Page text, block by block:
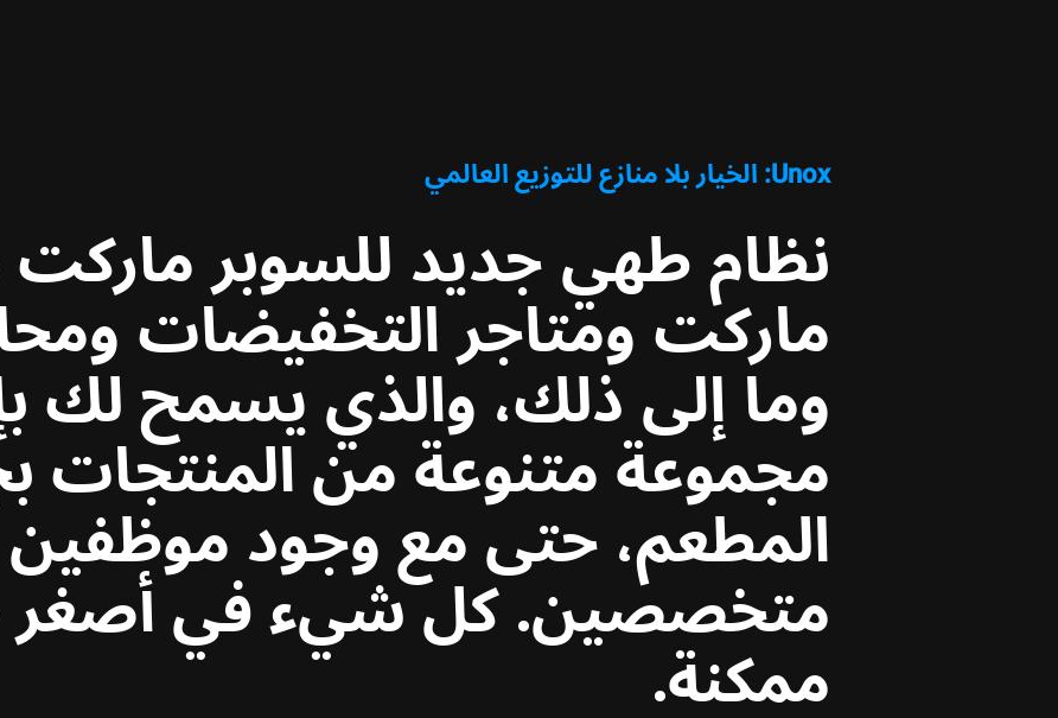
Unox: الخيار بلا منازع للتوزيع العالمي
نظام طهي جديد للسوبر ماركت
ماركت ومتاجر التخفيضات
وما إلى ذلك، والذي يسمح لك
مجموعة متنوعة من المنتجات
المطعم، حتى مع وجود موظفين
متخصصين. كل شيء في أصغر
ممكنة.